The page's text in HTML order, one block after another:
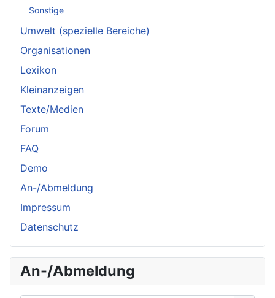
Sonstige
Umwelt (spezielle Bereiche)
Organisationen
Lexikon
Kleinanzeigen
Texte/Medien
Forum
FAQ
Demo
An-/Abmeldung
Impressum
Datenschutz
An-/Abmeldung